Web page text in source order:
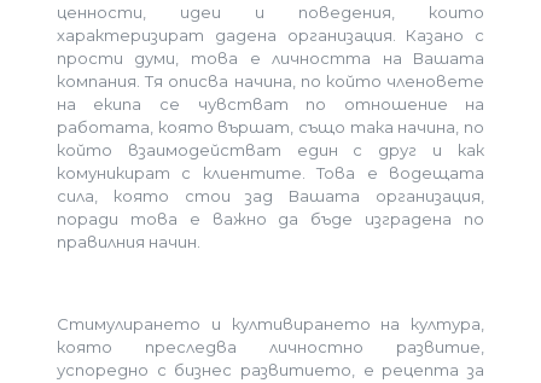
ценности, идеи и поведения, които
характеризират дадена организация. Казано с
прости думи, това е личността на Вашата
компания. Тя описва начина, по който членовете
на екипа се чувстват по отношение на
работата, която вършат, също така начина, по
който взаимодействат един с друг и как
комуникират с клиентите. Това е водещата
сила, която стои зад Вашата организация,
поради това е важно да бъде изградена по
правилния начин.
Стимулирането и култивирането на култура,
която преследва личностно развитие,
успоредно с бизнес развитието, е рецепта за